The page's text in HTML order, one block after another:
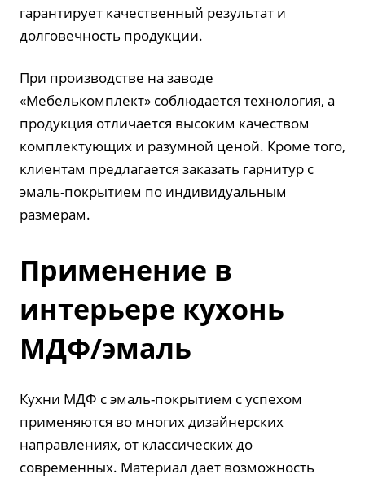
гарантирует качественный результат и
долговечность продукции.
При производстве на заводе
«Мебелькомплект» соблюдается технология, а
продукция отличается высоким качеством
комплектующих и разумной ценой. Кроме того,
клиентам предлагается заказать гарнитур с
эмаль-покрытием по индивидуальным
размерам.
Применение в
интерьере кухонь
МДФ/эмаль
Кухни МДФ с эмаль-покрытием с успехом
применяются во многих дизайнерских
направлениях, от классических до
современных. Материал дает возможность